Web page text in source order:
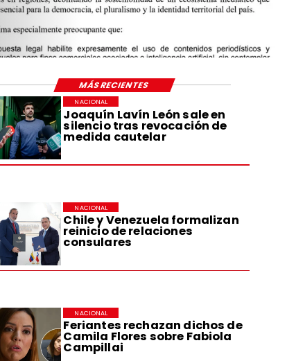
Joaquín Lavín León sale en
silencio tras revocación de
medida cautelar
NACIONAL
Chile y Venezuela formalizan
reinicio de relaciones
consulares
NACIONAL
Feriantes rechazan dichos de
Camila Flores sobre Fabiola
Campillai
NACIONAL
MÁS RECIENTES